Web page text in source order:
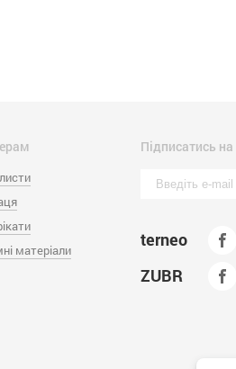
матеріали
Підписатись
terneo
ZUBR